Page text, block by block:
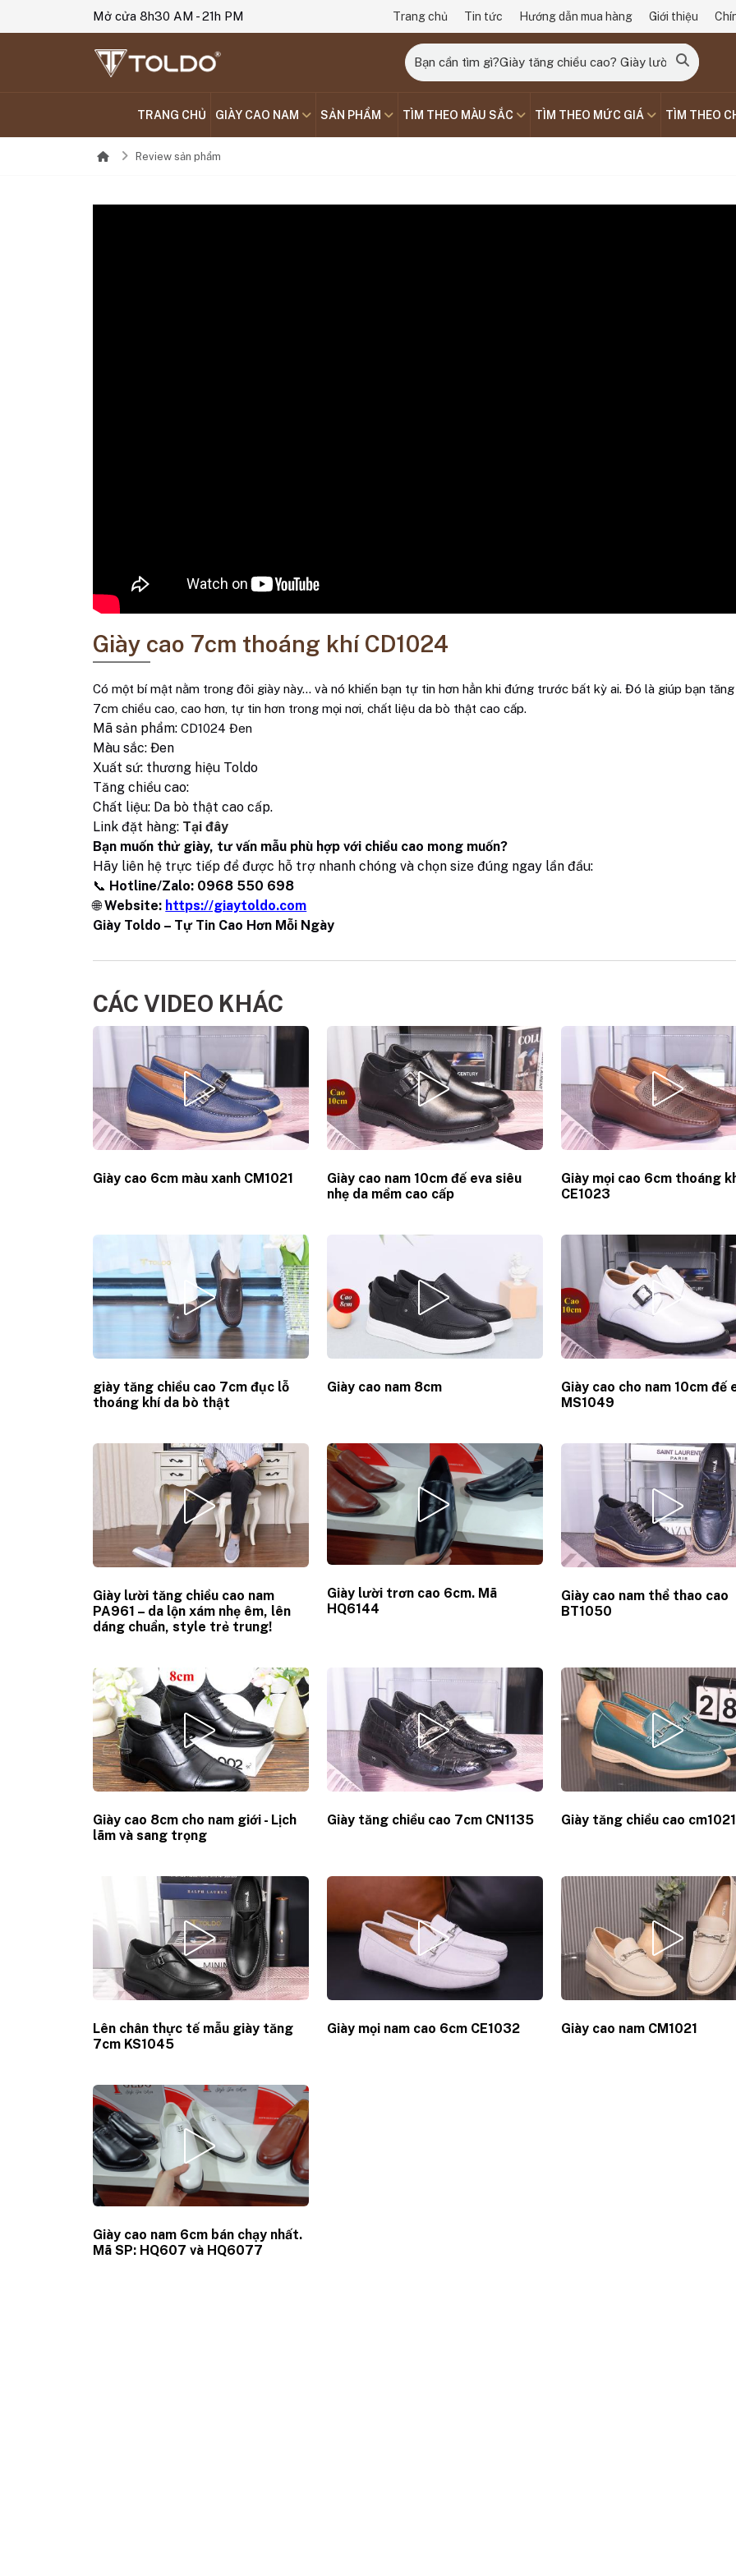
Mở cửa 8h30 AM - 21h PM Trang chủ Tin tức Hướng dẫn mua hàng Giới thiệu
TRANG CHỦ GIÀY CAO NAM SẢN PHẨM TÌM THEO MÀU SẮC TÌM THEO MỨC GIÁ TÌM THEO
Review sản phẩm
Giày cao 7cm thoáng khí CD1024
Có một bí mật nằm trong đôi giày này… và nó khiến bạn tự tin hơn hẳn khi đứng trước bất kỳ ai. Đó là giúp bạn
7cm chiều cao, cao hơn, tự tin hơn trong mọi nơi, chất liệu da bò thật cao cấp.
Mã sản phẩm:CD1024 Đen
Màu sắc: Đen
Xuất sứ: thương hiệu Toldo
Tăng chiều cao:
Chất liệu: Da bò thật cao cấp.
Link đặt hàng: Tại đây
Bạn muốn thử giày, tư vấn mẫu phù hợp với chiều cao mong muốn?
Hãy liên hệ trực tiếp để được hỗ trợ nhanh chóng và chọn size đúng ngay lần đầu:
📞 Hotline/Zalo: 0968 550 698
🌐 Website: https://giaytoldo.com
Giày Toldo – Tự Tin Cao Hơn Mỗi Ngày
CÁC VIDEO KHÁC
Giày cao 6cm màu xanh CM1021
Giày cao nam 10cm đế eva siêu
nhẹ da mềm cao cấp
Giày mọi cao 6cm thoáng
CE1023
giày tăng chiều cao 7cm đục lỗ
thoáng khí da bò thật
Giày cao nam 8cm
Giày cao cho nam 10cm đế
MS1049
Giày lười tăng chiều cao nam
PA961 – da lộn xám nhẹ êm, lên
dáng chuẩn, style trẻ trung!
Giày lười trơn cao 6cm. Mã
HQ6144
Giày cao nam thể thao cao
BT1050
Giày cao 8cm cho nam giới - Lịch
lãm và sang trọng
Giày tăng chiều cao 7cm CN1135 Giày tăng chiều cao cm1021
Lên chân thực tế mẫu giày tăng
7cm KS1045
Giày mọi nam cao 6cm CE1032 Giày cao nam CM1021
Giày cao nam 6cm bán chạy nhất.
Mã SP: HQ607 và HQ6077